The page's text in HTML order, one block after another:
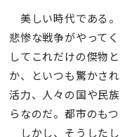
美しい時代である
悲惨な戦争がやって
してこれだけの傑物
か、といつも驚かさ
活力、人々の国や民
らなのだ。都市のも
しかし、そうしたし